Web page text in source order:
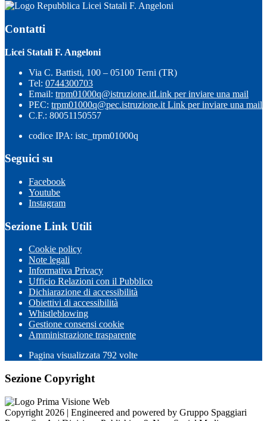
Licei Statali F. Angeloni
Contatti
Licei Statali F. Angeloni
Via C. Battisti, 100 – 05100 Terni (TR)
Tel: 0744300703
Email: trpm01000q@istruzione.itLink per inviare una mail
PEC: trpm01000q@pec.istruzione.it Link per inviare una mail
C.F.: 80051150557
codice IPA: istc_trpm01000q
Seguici su
Facebook
Youtube
Instagram
Sezione Link Utili
Cookie policy
Note legali
Informativa Privacy
Ufficio Relazioni con il Pubblico
Dichiarazione di accessibilità
Obiettivi di accessibilità
Whistleblowing
Gestione consensi cookie
Amministrazione trasparente
Pagina visualizzata 792 volte
Sezione Copyright
Copyright 2026 | Engineered and powered by Gruppo Spaggiari